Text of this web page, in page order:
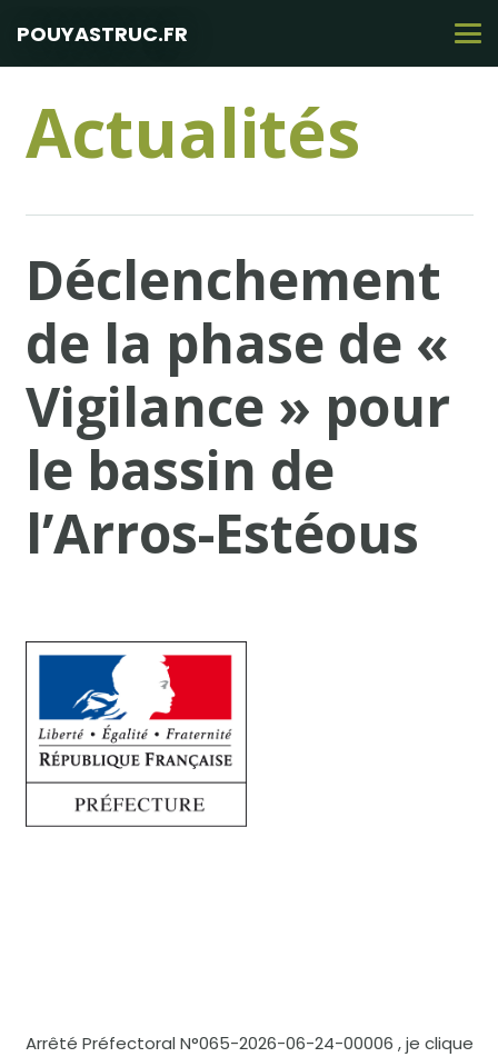
POUYASTRUC.FR
Actualités
Déclenchement
de la phase de «
Vigilance » pour
le bassin de
l’Arros-Estéous
Arrêté Préfectoral N°065-2026-06-24-00006 , je clique